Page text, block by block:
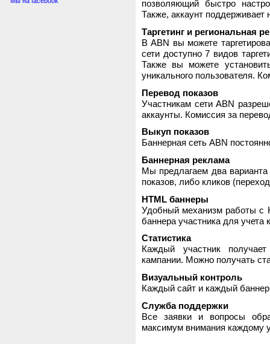
позволяющий быстро
Также, аккаунт поддерживает
Таргетинг и региональная
В ABN вы можете
сети доступно 7 видов
Также вы можете
уникального пользователя.
Перевод показов
Участникам сети ABN
аккаунты. Комиссия за
Выкуп показов
Баннерная сеть ABN
Баннерная реклама
Мы предлагаем два
показов, либо кликов
HTML баннеры
Удобный механизм работы с
баннера участника для
Статистика
Каждый участник
кампании. Можно получать
Визуальный контроль
Каждый сайт и каждый
Служба поддержки
Все заявки и вопросы
максимум внимания каждому